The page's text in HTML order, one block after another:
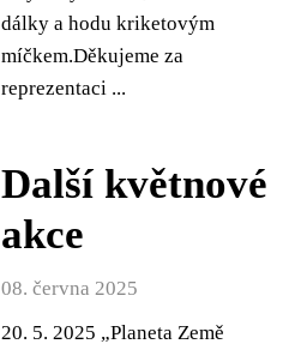
dálky a hodu kriketovým
míčkem.Děkujeme za
reprezentaci ...
Další květnové
akce
08. června 2025
20. 5. 2025 „Planeta Země